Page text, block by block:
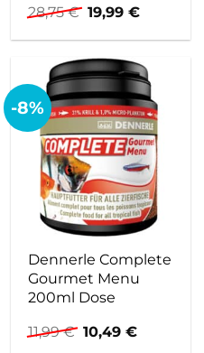
28,75€ Ursprünglicher
Preis
war:
28,75 €
19,99€
ist:
-8%
Dennerle Complete
Gourmet Menu
200ml Dose
11,99€ Ursprünglicher
Preis
10,49€Aktueller